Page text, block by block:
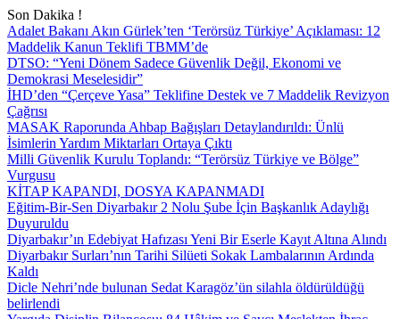
Son Dakika !
Adalet Bakanı Akın Gürlek’ten ‘Terörsüz Türkiye’ Açıklaması: 12
Maddelik Kanun Teklifi TBMM’de
DTSO: “Yeni Dönem Sadece Güvenlik Değil, Ekonomi ve
Demokrasi Meselesidir”
İHD’den “Çerçeve Yasa” Teklifine Destek ve 7 Maddelik Revizyon
Çağrısı
MASAK Raporunda Ahbap Bağışları Detaylandırıldı: Ünlü
İsimlerin Yardım Miktarları Ortaya Çıktı
Milli Güvenlik Kurulu Toplandı: “Terörsüz Türkiye ve Bölge”
Vurgusu
KİTAP KAPANDI, DOSYA KAPANMADI
Eğitim-Bir-Sen Diyarbakır 2 Nolu Şube İçin Başkanlık Adaylığı
Duyuruldu
Diyarbakır’ın Edebiyat Hafızası Yeni Bir Eserle Kayıt Altına Alındı
Diyarbakır Surları’nın Tarihi Silüeti Sokak Lambalarının Ardında
Kaldı
Dicle Nehri’nde bulunan Sedat Karagöz’ün silahla öldürüldüğü
belirlendi